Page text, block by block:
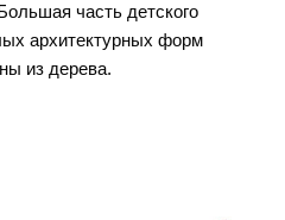
часть детского
архитектурных форм
из дерева.